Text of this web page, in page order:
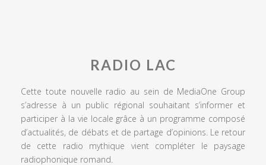
RADIO LAC
Cette toute nouvelle radio au sein de MediaOne Group
s’adresse à un public régional souhaitant s’informer et
participer à la vie locale grâce à un programme composé
d’actualités, de débats et de partage d’opinions. Le retour
de cette radio mythique vient compléter le paysage
radiophonique romand.